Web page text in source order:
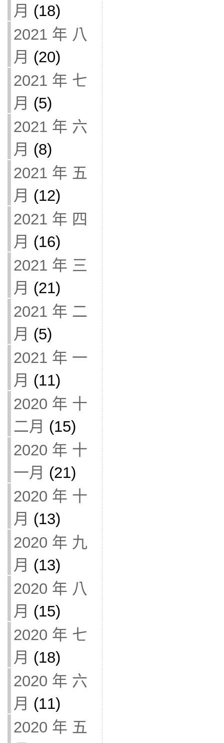
月 (18)
2021 年 八
月 (20)
2021 年 七
月 (5)
2021 年 六
月 (8)
2021 年 五
月 (12)
2021 年 四
月 (16)
2021 年 三
月 (21)
2021 年 二
月 (5)
2021 年 一
月 (11)
2020 年 十
二月 (15)
2020 年 十
一月 (21)
2020 年 十
月 (13)
2020 年 九
月 (13)
2020 年 八
月 (15)
2020 年 七
月 (18)
2020 年 六
月 (11)
2020 年 五